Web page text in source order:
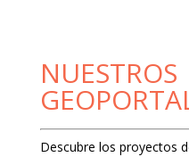
NUESTROS
Descubre los proyectos